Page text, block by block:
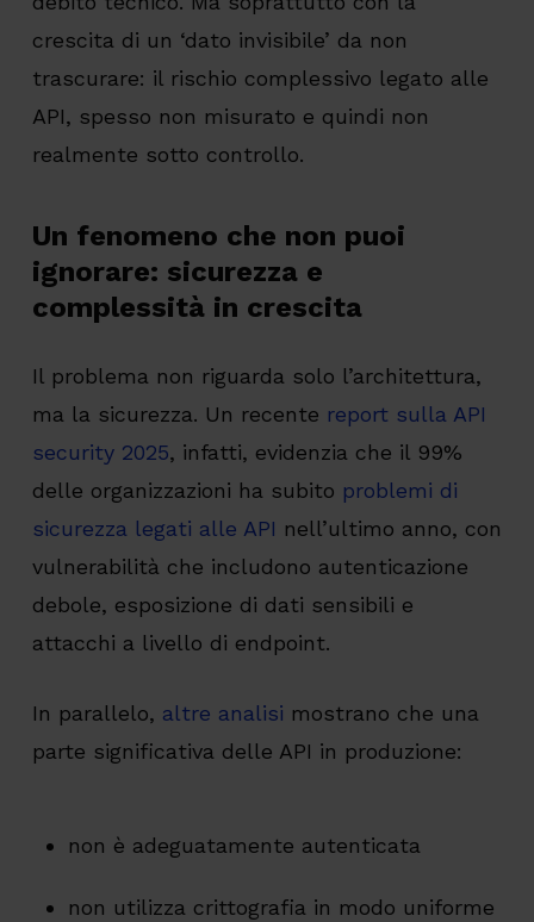
crescita di un ‘dato invisibile’ da non
trascurare: il rischio complessivo legato alle
API, spesso non misurato e quindi non
realmente sotto controllo.
Un fenomeno che non puoi
ignorare: sicurezza e
complessità in crescita
Il problema non riguarda solo l’architettura,
ma la sicurezza. Un recente report sulla API
security 2025, infatti, evidenzia che il 99%
delle organizzazioni ha subito problemi di
sicurezza legati alle API nell’ultimo anno, con
vulnerabilità che includono autenticazione
debole, esposizione di dati sensibili e
attacchi a livello di endpoint.
In parallelo, altre analisi mostrano che una
parte significativa delle API in produzione:
non è adeguatamente autenticata
non utilizza crittografia in modo uniforme